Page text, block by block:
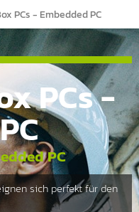
PCs - Embedded PC
PCs -
PC
sich perfekt für den